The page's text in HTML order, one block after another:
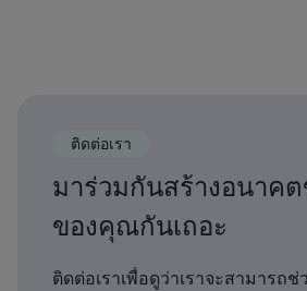
ติดต่อเรา
มาร่วมกันสร้างอนาค
ของคุณกันเถอะ
ติดต่อเราเพื่อดูว่าเราจะสามาร